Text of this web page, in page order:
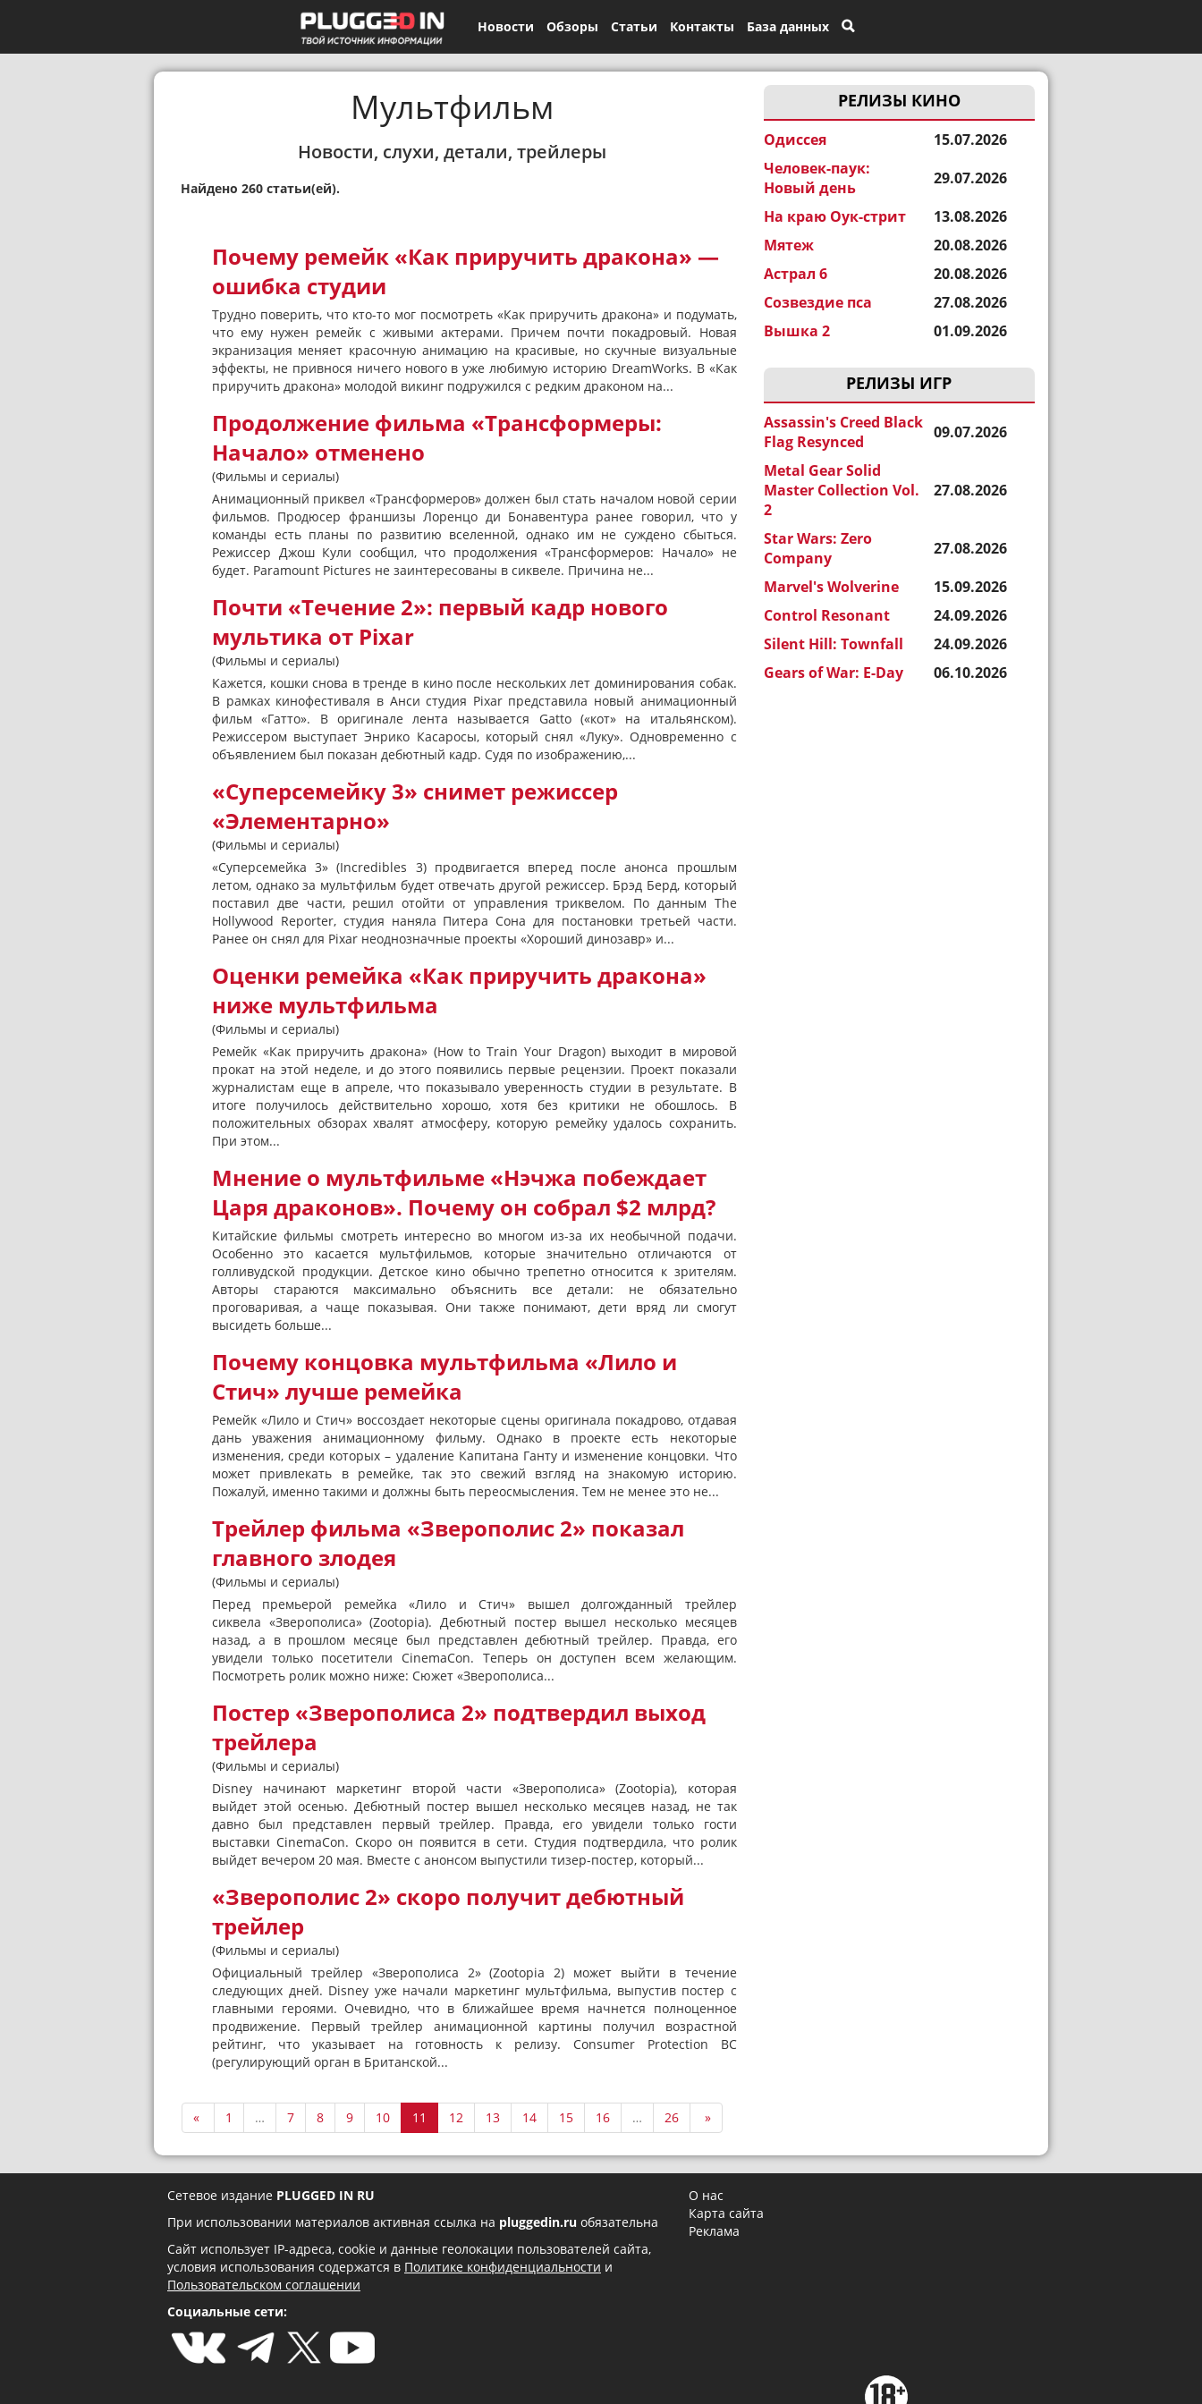
Новости Обзоры Статьи Контакты База данных
РЕЛИЗЫ КИНО
Одиссея
15.07.2026
Человек-паук:
Новый день
29.07.2026
На краю Оук-стрит
13.08.2026
Мятеж
20.08.2026
Астрал 6
20.08.2026
Созвездие пса
27.08.2026
Вышка 2
01.09.2026
РЕЛИЗЫ ИГР
Assassin's Creed Black
Flag Resynced
09.07.2026
Metal Gear Solid
Master Collection Vol.
2
27.08.2026
Star Wars: Zero
Company
27.08.2026
Marvel's Wolverine
15.09.2026
Control Resonant
24.09.2026
Silent Hill: Townfall
24.09.2026
Gears of War: E-Day
06.10.2026
Мультфильм
Новости, слухи, детали, трейлеры
Найдено 260 статьи(ей).
Почему ремейк «Как приручить дракона» —
ошибка студии
Трудно поверить, что кто-то мог посмотреть «Как приручить дракона» и подумать,
что ему нужен ремейк с живыми актерами. Причем почти покадровый. Новая
экранизация меняет красочную анимацию на красивые, но скучные визуальные
эффекты, не привнося ничего нового в уже любимую историю DreamWorks. В «Как
приручить дракона» молодой викинг подружился с редким драконом на...
Продолжение фильма «Трансформеры:
Начало» отменено
(Фильмы и сериалы)
Анимационный приквел «Трансформеров» должен был стать началом новой серии
фильмов. Продюсер франшизы Лоренцо ди Бонавентура ранее говорил, что у
команды есть планы по развитию вселенной, однако им не суждено сбыться.
Режиссер Джош Кули сообщил, что продолжения «Трансформеров: Начало» не
будет. Paramount Pictures не заинтересованы в сиквеле. Причина не...
Почти «Течение 2»: первый кадр нового
мультика от Pixar
(Фильмы и сериалы)
Кажется, кошки снова в тренде в кино после нескольких лет доминирования собак.
В рамках кинофестиваля в Анси студия Pixar представила новый анимационный
фильм «Гатто». В оригинале лента называется Gatto («кот» на итальянском).
Режиссером выступает Энрико Касаросы, который снял «Луку». Одновременно с
объявлением был показан дебютный кадр. Судя по изображению,...
«Суперсемейку 3» снимет режиссер
«Элементарно»
(Фильмы и сериалы)
«Суперсемейка 3» (Incredibles 3) продвигается вперед после анонса прошлым
летом, однако за мультфильм будет отвечать другой режиссер. Брэд Берд, который
поставил две части, решил отойти от управления триквелом. По данным The
Hollywood Reporter, студия наняла Питера Сона для постановки третьей части.
Ранее он снял для Pixar неоднозначные проекты «Хороший динозавр» и...
Оценки ремейка «Как приручить дракона»
ниже мультфильма
(Фильмы и сериалы)
Ремейк «Как приручить дракона» (How to Train Your Dragon) выходит в мировой
прокат на этой неделе, и до этого появились первые рецензии. Проект показали
журналистам еще в апреле, что показывало уверенность студии в результате. В
итоге получилось действительно хорошо, хотя без критики не обошлось. В
положительных обзорах хвалят атмосферу, которую ремейку удалось сохранить.
При этом...
Мнение о мультфильме «Нэчжа побеждает
Царя драконов». Почему он собрал $2 млрд?
Китайские фильмы смотреть интересно во многом из-за их необычной подачи.
Особенно это касается мультфильмов, которые значительно отличаются от
голливудской продукции. Детское кино обычно трепетно относится к зрителям.
Авторы стараются максимально объяснить все детали: не обязательно
проговаривая, а чаще показывая. Они также понимают, дети вряд ли смогут
высидеть больше...
Почему концовка мультфильма «Лило и
Стич» лучше ремейка
Ремейк «Лило и Стич» воссоздает некоторые сцены оригинала покадрово, отдавая
дань уважения анимационному фильму. Однако в проекте есть некоторые
изменения, среди которых – удаление Капитана Ганту и изменение концовки. Что
может привлекать в ремейке, так это свежий взгляд на знакомую историю.
Пожалуй, именно такими и должны быть переосмысления. Тем не менее это не...
Трейлер фильма «Зверополис 2» показал
главного злодея
(Фильмы и сериалы)
Перед премьерой ремейка «Лило и Стич» вышел долгожданный трейлер
сиквела «Зверополиса» (Zootopia). Дебютный постер вышел несколько месяцев
назад, а в прошлом месяце был представлен дебютный трейлер. Правда, его
увидели только посетители CinemaCon. Теперь он доступен всем желающим.
Посмотреть ролик можно ниже: Сюжет «Зверополиса...
Постер «Зверополиса 2» подтвердил выход
трейлера
(Фильмы и сериалы)
Disney начинают маркетинг второй части «Зверополиса» (Zootopia), которая
выйдет этой осенью. Дебютный постер вышел несколько месяцев назад, не так
давно был представлен первый трейлер. Правда, его увидели только гости
выставки CinemaCon. Скоро он появится в сети. Студия подтвердила, что ролик
выйдет вечером 20 мая. Вместе с анонсом выпустили тизер-постер, который...
«Зверополис 2» скоро получит дебютный
трейлер
(Фильмы и сериалы)
Официальный трейлер «Зверополиса 2» (Zootopia 2) может выйти в течение
следующих дней. Disney уже начали маркетинг мультфильма, выпустив постер с
главными героями. Очевидно, что в ближайшее время начнется полноценное
продвижение. Первый трейлер анимационной картины получил возрастной
рейтинг, что указывает на готовность к релизу. Consumer Protection BC
(регулирующий орган в Британской...
« 1 … 7 8 9 10 11 12 13 14 15 16 … 26 »
Сетевое издание PLUGGED IN RU
При использовании материалов активная ссылка на pluggedin.ru обязательна
Сайт использует IP-адреса, cookie и данные геолокации пользователей сайта,
условия использования содержатся в Политике конфиденциальности и
Пользовательском соглашении
Социальные сети:
О нас
Карта сайта
Реклама